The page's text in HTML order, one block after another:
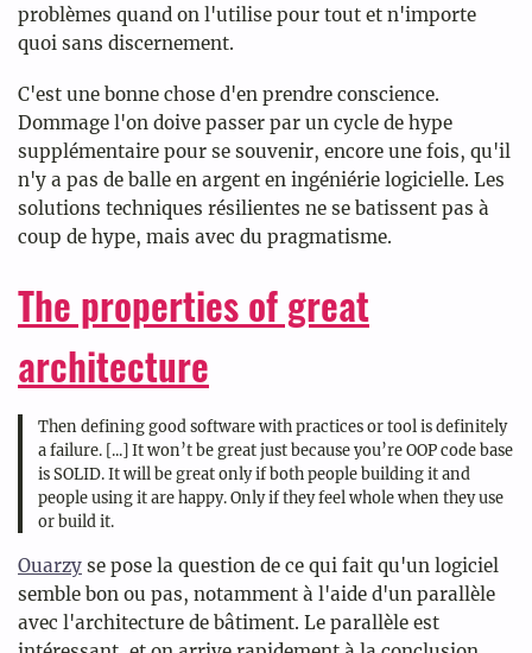
problèmes quand on l'utilise pour tout et n'importe
quoi sans discernement.
C'est une bonne chose d'en prendre conscience.
Dommage l'on doive passer par un cycle de hype
supplémentaire pour se souvenir, encore une fois, qu'il
n'y a pas de balle en argent en ingéniérie logicielle. Les
solutions techniques résilientes ne se batissent pas à
coup de hype, mais avec du pragmatisme.
The properties of great
architecture
Then defining good software with practices or tool is definitely
a failure. [...] It won’t be great just because you’re OOP code base
is SOLID. It will be great only if both people building it and
people using it are happy. Only if they feel whole when they use
or build it.
Ouarzy se pose la question de ce qui fait qu'un logiciel
semble bon ou pas, notamment à l'aide d'un parallèle
avec l'architecture de bâtiment. Le parallèle est